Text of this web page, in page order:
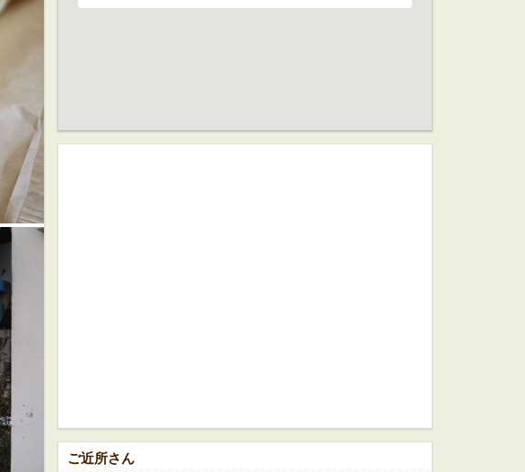
ご近所さん